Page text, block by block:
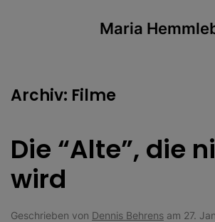
Maria
Archiv: Filme
Die “Alte”, die
wird
Geschrieben von Dennis Behrens am 27.